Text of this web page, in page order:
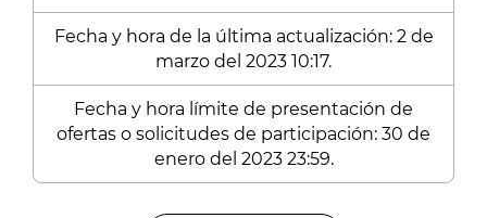
Fecha y hora de la última actualización: 2 de
marzo del 2023 10:17.
Fecha y hora límite de presentación de
ofertas o solicitudes de participación: 30 de
enero del 2023 23:59.